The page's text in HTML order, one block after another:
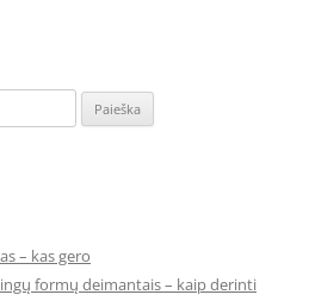
– kas gero
formų deimantais – kaip derinti